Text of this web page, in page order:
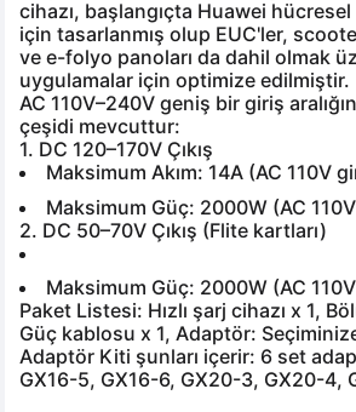
Ekipmanları
cihazı, başlangıçta Huawei
için tasarlanmış olup EUC'ler,
ve e-folyo panoları da dahil olmak
uygulamalar için optimize edilmiştir.
AC 110V–240V geniş bir giriş
çeşidi mevcuttur:
1. DC 120–170V Çıkış
Maksimum Akım: 14A (AC 110V
Maksimum Güç: 2000W (AC
2. DC 50–70V Çıkış (Flite kartları)
Maksimum Güç: 2000W (AC
Paket Listesi: Hızlı şarj cihazı x 1,
Güç kablosu x 1, Adaptör:
Adaptör Kiti şunları içerir: 6 set
GX16-5, GX16-6, GX20-3, GX20-4,